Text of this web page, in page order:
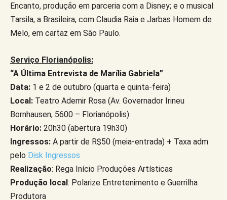
Encanto, produção em parceria com a Disney; e o musical
Tarsila, a Brasileira, com Claudia Raia e Jarbas Homem de
Melo, em cartaz em São Paulo.
Serviço Florianópolis:
“A Última Entrevista de Marília Gabriela”
Data: 1 e 2 de outubro (quarta e quinta-feira)
Local: Teatro Ademir Rosa (Av. Governador Irineu
Bornhausen, 5600 – Florianópolis)
Horário: 20h30 (abertura 19h30)
Ingressos: A partir de R$50 (meia-entrada) + Taxa adm
pelo Disk Ingressos
Realização: Rega Início Produções Artísticas
Produção local: Polarize Entretenimento e Guerrilha
Produtora